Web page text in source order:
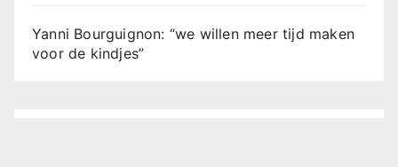
Yanni Bourguignon: “we willen meer tijd maken
voor de kindjes”